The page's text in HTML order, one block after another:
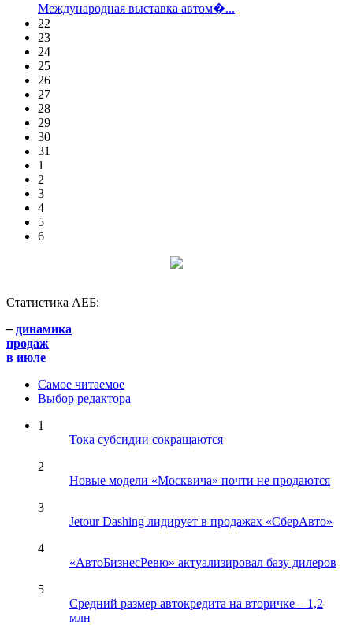
Международная выставка автом�...
22
23
24
25
26
27
28
29
30
31
1
2
3
4
5
6
Статистика АЕБ:
– динамика
продаж
в июле
Самое читаемое
Выбор редактора
1
Тока субсидии сокращаются
2
Новые модели «Москвича» почти не продаются
3
Jetour Dashing лидирует в продажах «СберАвто»
4
«АвтоБизнесРевю» актуализировал базу дилеров
5
Средний размер автокредита на вторичке – 1,2
млн